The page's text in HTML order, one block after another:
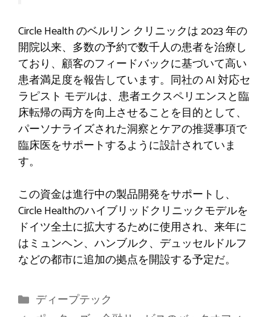
Circle Health のベルリン クリニックは 2023 年の
開院以来、多数の予約で数千人の患者を治療し
ており、顧客のフィードバックに基づいて高い
患者満足度を報告しています。同社の AI 対応セ
ラピスト モデルは、患者エクスペリエンスと臨
床転帰の両方を向上させることを目的として、
パーソナライズされた洞察とケアの推奨事項で
臨床医をサポートするように設計されていま
す。
この資金は進行中の製品開発をサポートし、
Circle Healthのハイブリッドクリニックモデルを
ドイツ全土に拡大するために使用され、来年に
はミュンヘン、ハンブルク、デュッセルドルフ
などの都市に追加の拠点を開設する予定だ。
カ
ディープテック